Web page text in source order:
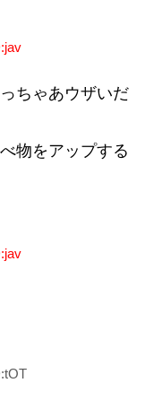
ちゃあウザいだ
物をアップする